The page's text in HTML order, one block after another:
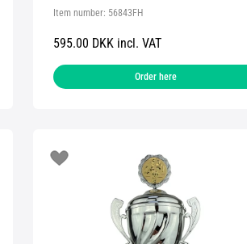
Item number: 56843FH
595.00 DKK incl. VAT
Order here